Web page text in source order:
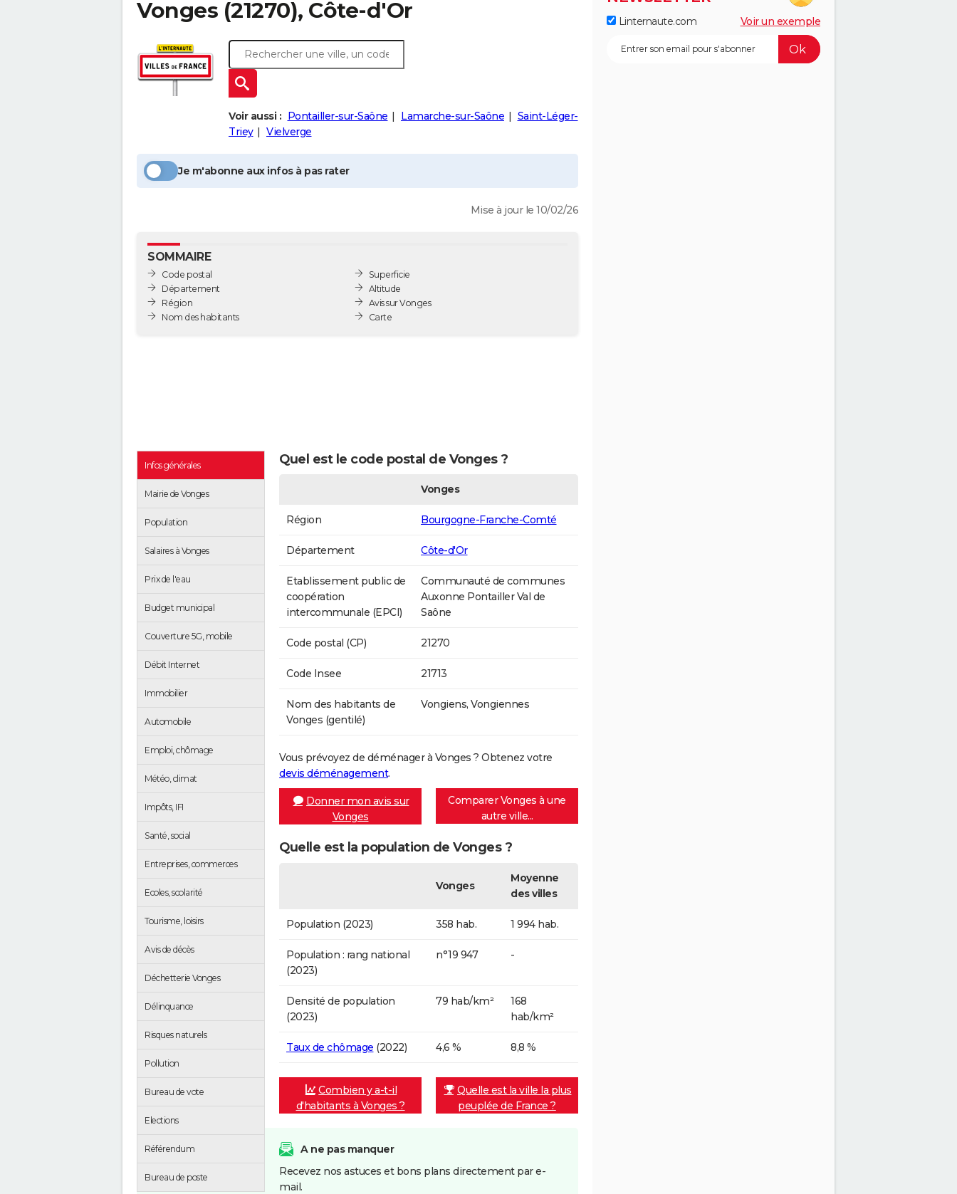
Vonges (21270), Côte-d'Or
Voir aussi : Pontailler-sur-Saône Lamarche-sur-Saône
Saint-Léger-
Triey
Vielverge
Je m'abonne aux infos à pas rater
Mise à jour le 10/02/26
SOMMAIRE
Code postal
Département
Région
Nom des habitants
Superficie
Altitude
Avis sur Vonges
Carte
Infos générales
Mairie de Vonges
Population
Salaires à Vonges
Prix de l'eau
Budget municipal
Couverture 5G, mobile
Débit Internet
Immobilier
Automobile
Emploi, chômage
Météo, climat
Impôts, IFI
Santé, social
Entreprises, commerces
Ecoles, scolarité
Tourisme, loisirs
Avis de décès
Déchetterie Vonges
Délinquance
Risques naturels
Pollution
Bureau de vote
Elections
Référendum
Bureau de poste
Quel est le code postal de Vonges ?
Vonges
Région Bourgogne-Franche-Comté
Département Côte-d'Or
Etablissement public de
coopération
intercommunale (EPCI)
Communauté de communes
Auxonne Pontailler Val de
Saône
Code postal (CP) 21270
Code Insee 21713
Nom des habitants de
Vonges (gentilé)
Vongiens, Vongiennes
Vous prévoyez de déménager à Vonges ? Obtenez votre
devis déménagement.
Donner mon avis sur
Vonges
Comparer Vonges à une
autre ville...
Quelle est la population de Vonges ?
Vonges
Moyenne
des villes
Population (2023) 358 hab. 1 994 hab.
Population : rang national
(2023)
n°19 947 -
Densité de population
(2023)
79 hab/km²
168
hab/km²
Taux de chômage (2022) 4,6 % 8,8 %
Combien y a-t-il
d'habitants à Vonges ?
Quelle est la ville la plus
peuplée de France ?
A ne pas manquer
Recevez nos astuces et bons plans directement par e-
mail.
Linternaute.com Voir un exemple